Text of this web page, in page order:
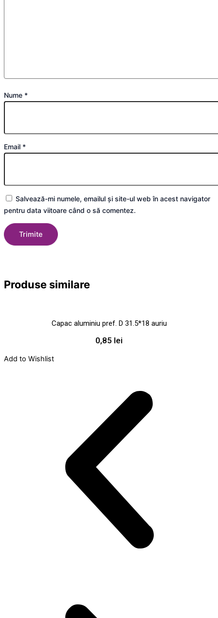
Nume *
Email *
Salvează-mi numele, emailul și site-ul web în acest navigator
pentru data viitoare când o să comentez.
Produse similare
Capac aluminiu pref. D 31.5*18 auriu
0,85 lei
Add to Wishlist